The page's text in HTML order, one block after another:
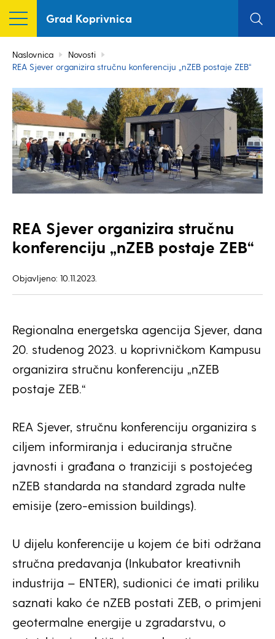
Grad Koprivnica
Naslovnica
Novosti
REA Sjever organizira stručnu konferenciju „nZEB postaje ZEB“
REA Sjever organizira stručnu
konferenciju „nZEB postaje ZEB“
Objavljeno: 10.11.2023.
Regionalna energetska agencija Sjever, dana
20. studenog 2023. u koprivničkom Kampusu
organizira stručnu konferenciju „nZEB
postaje ZEB.“
REA Sjever, stručnu konferenciju organizira s
ciljem informiranja i educiranja stručne
javnosti i građana o tranziciji s postojećeg
nZEB standarda na standard zgrada nulte
emisije (zero-emission buildings).
U dijelu konferencije u kojem će biti održana
stručna predavanja (Inkubator kreativnih
industrija – ENTER), sudionici će imati priliku
saznati kako će nZEB postati ZEB, o primjeni
geotermalne energije u zgradarstvu, o